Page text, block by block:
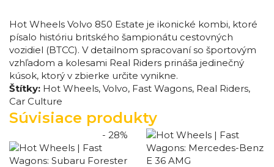
Hot Wheels Volvo 850 Estate je ikonické kombi, ktoré
písalo históriu britského šampionátu cestovných
vozidiel (BTCC). V detailnom spracovaní so športovým
vzhľadom a kolesami Real Riders prináša jedinečný
kúsok, ktorý v zbierke určite vynikne.
Štítky: Hot Wheels, Volvo, Fast Wagons, Real Riders,
Car Culture
Súvisiace produkty
- 28%